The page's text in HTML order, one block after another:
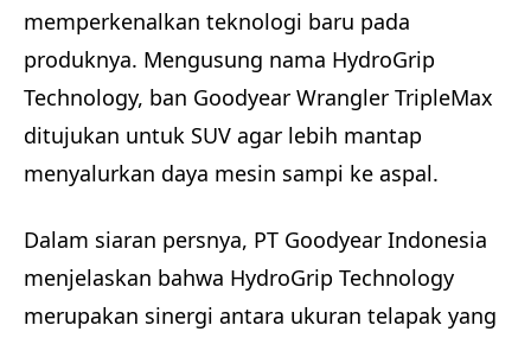
memperkenalkan teknologi baru pada
produknya. Mengusung nama HydroGrip
Technology, ban Goodyear Wrangler TripleMax
ditujukan untuk SUV agar lebih mantap
menyalurkan daya mesin sampi ke aspal.
Dalam siaran persnya, PT Goodyear Indonesia
menjelaskan bahwa HydroGrip Technology
merupakan sinergi antara ukuran telapak yang